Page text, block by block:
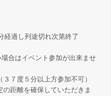
経過し列途切れ次第終了
合はイベント参加が出来ませ
７度５分以上方参加不可）
距離を確保していただきま